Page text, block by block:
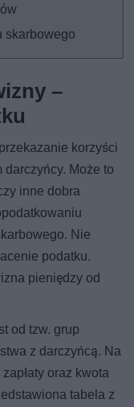
skarbowego
–
korzyści
Może to
inne dobra
Nie
podatku.
pieniędzy od
od tzw. grup
z darczyńcą. Na
oraz kwota
tabela z